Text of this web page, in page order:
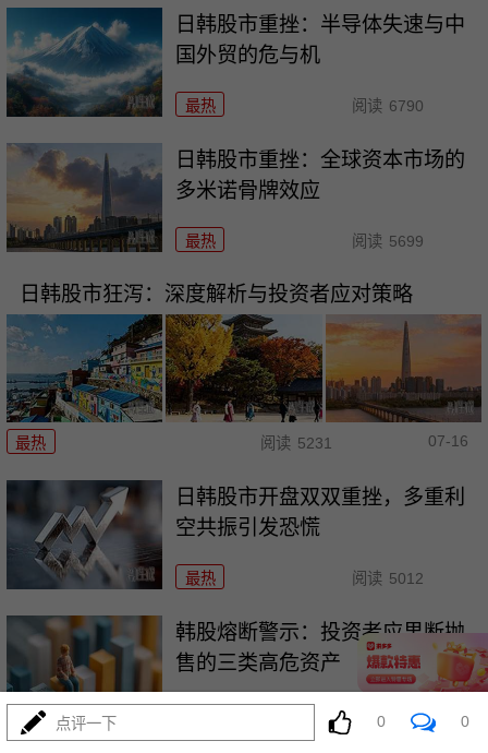
日韩股市重挫：半导体失速与中
国外贸的危与机
最热 阅读 6790
日韩股市重挫：全球资本市场的
多米诺骨牌效应
最热 阅读 5699
日韩股市狂泻：深度解析与投资者应对策略
最热 阅读 5231 07-16
日韩股市开盘双双重挫，多重利
空共振引发恐慌
最热 阅读 5012
韩股熔断警示：投资者应果断抛
售的三类高危资产
阅读 3755
点评一下 0 0